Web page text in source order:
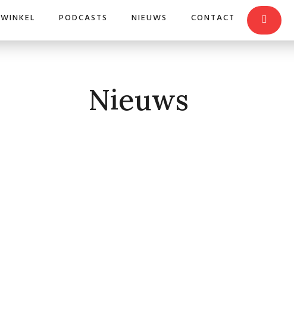
WINKEL PODCASTS NIEUWS CONTACT
Nieuws